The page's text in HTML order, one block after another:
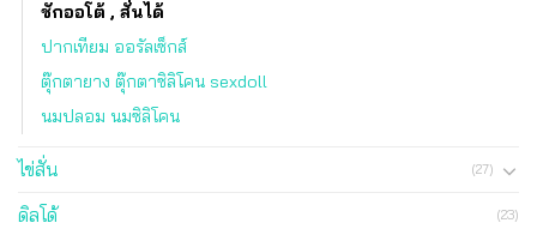
ชักออโต้ , สั่นได้
ปากเทียม ออรัลเซ็กส์
ตุ๊กตายาง ตุ๊กตาซิลิโคน sexdoll
นมปลอม นมซิลิโคน
ไข่สั่น (27)
ดิลโด้ (23)